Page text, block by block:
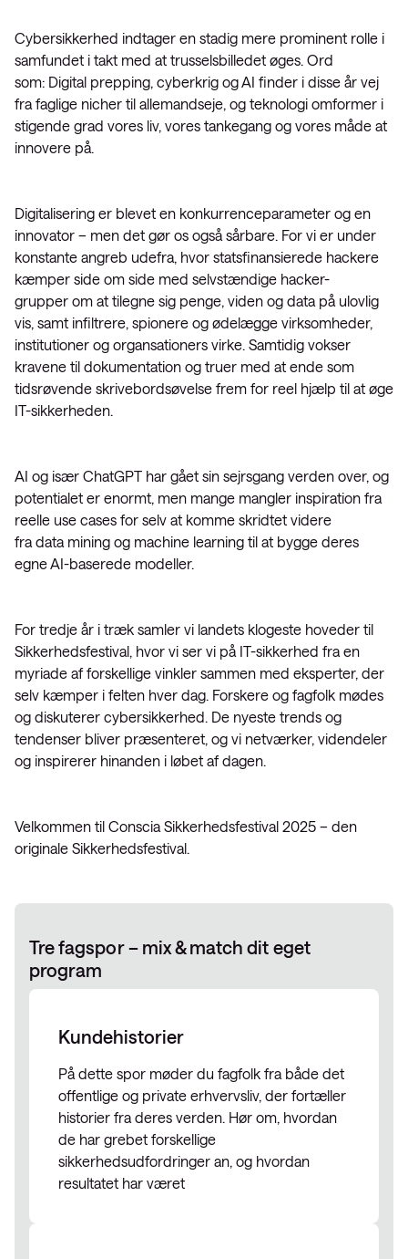
Cybersikkerhed indtager en stadig mere prominent rolle i
samfundet i takt med at trusselsbilledet øges. Ord
som: Digital prepping, cyberkrig og AI finder i disse år vej
fra faglige nicher til allemandseje, og teknologi omformer i
stigende grad vores liv, vores tankegang og vores måde at
innovere på.
Digitalisering er blevet en konkurrenceparameter og en
innovator – men det gør os også sårbare. For vi er under
konstante angreb udefra, hvor statsfinansierede hackere
kæmper side om side med selvstændige hacker-
grupper om at tilegne sig penge, viden og data på ulovlig
vis, samt infiltrere, spionere og ødelægge virksomheder,
institutioner og organsationers virke. Samtidig vokser
kravene til dokumentation og truer med at ende som
tidsrøvende skrivebordsøvelse frem for reel hjælp til at øge
IT-sikkerheden.
AI og især ChatGPT har gået sin sejrsgang verden over, og
potentialet er enormt, men mange mangler inspiration fra
reelle use cases for selv at komme skridtet videre
fra data mining og machine learning til at bygge deres
egne AI-baserede modeller.
For tredje år i træk samler vi landets klogeste hoveder til
Sikkerhedsfestival, hvor vi ser vi på IT-sikkerhed fra en
myriade af forskellige vinkler sammen med eksperter, der
selv kæmper i felten hver dag. Forskere og fagfolk mødes
og diskuterer cybersikkerhed. De nyeste trends og
tendenser bliver præsenteret, og vi netværker, videndeler
og inspirerer hinanden i løbet af dagen.
Velkommen til Conscia Sikkerhedsfestival 2025 – den
originale Sikkerhedsfestival.
Tre fagspor – mix & match dit eget
program
Kundehistorier
På dette spor møder du fagfolk fra både det
offentlige og private erhvervsliv, der fortæller
historier fra deres verden. Hør om, hvordan
de har grebet forskellige
sikkerhedsudfordringer an, og hvordan
resultatet har været